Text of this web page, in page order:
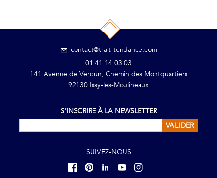
contact@trait-tendance.com
01 41 14 03 03
141 Avenue de Verdun, Chemin des Montquartiers
92130 Issy-les-Moulineaux
S'INSCRIRE À LA NEWSLETTER
VALIDER
SUIVEZ-NOUS